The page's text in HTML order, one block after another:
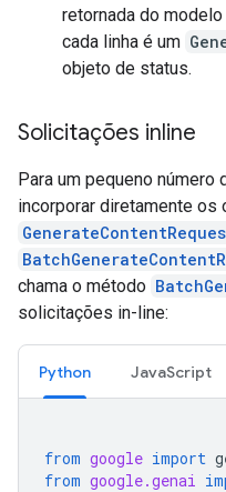
retornada do
cada linha é um
objeto de status.
Solicitações inline
Para um pequeno
incorporar diretamente os
chama o método
solicitações in-line:
Python JavaScript
from google import
from google.genai